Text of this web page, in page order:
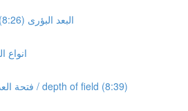
Focal length - البعد البؤرى (8:26)
انواع
Aperture - فتحة العدسة / depth of field (8:39)